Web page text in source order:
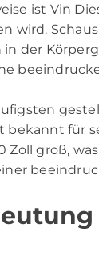
ist Vin
wird.
der
bekannt für
Zoll groß,